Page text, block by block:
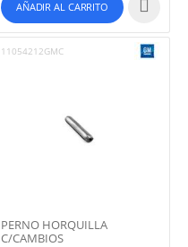
AÑADIR AL CARRITO
11054212GMC
PERNO HORQUILLA
C/CAMBIOS